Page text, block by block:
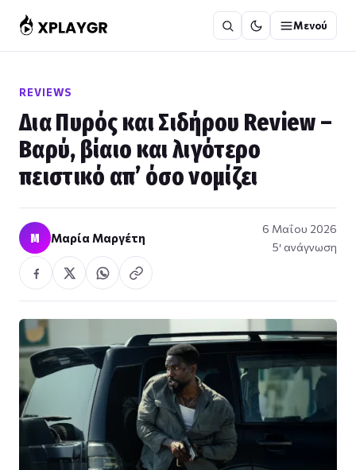
στο
περιεχόμενο
Μενού
REVIEWS
Δια Πυρός και Σιδήρου Review –
Βαρύ, βίαιο και λιγότερο
πειστικό απ’ όσο νομίζει
Μ Μαρία Μαργέτη
6 Μαΐου 2026
5′ ανάγνωση